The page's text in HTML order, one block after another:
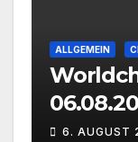
ALLGEMEIN
6. AUGUST